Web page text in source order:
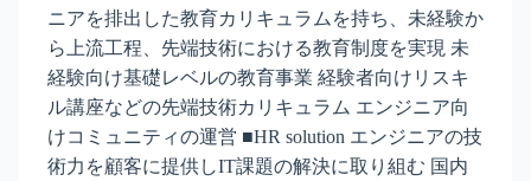
ニアを排出した教育カリキュラムを持ち、未経験か
ら上流工程、先端技術における教育制度を実現 未
経験向け基礎レベルの教育事業 経験者向けリスキ
ル講座などの先端技術カリキュラム エンジニア向
けコミュニティの運営 ■HR solution エンジニアの技
術力を顧客に提供しIT課題の解決に取り組む 国内